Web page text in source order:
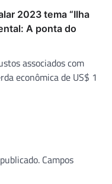
2023 tema “Ilha
A ponta do
associados com
econômica de US$ 1
Campos